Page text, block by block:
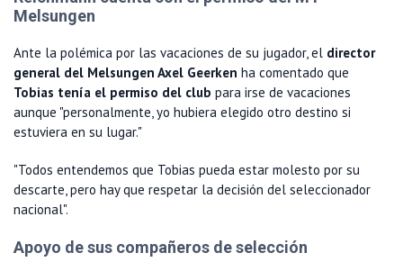
Melsungen
Ante la polémica por las vacaciones de su jugador, el director
general del Melsungen Axel Geerken ha comentado que
Tobias tenía el permiso del club para irse de vacaciones
aunque "personalmente, yo hubiera elegido otro destino si
estuviera en su lugar."
"Todos entendemos que Tobias pueda estar molesto por su
descarte, pero hay que respetar la decisión del seleccionador
nacional".
Apoyo de sus compañeros de selección